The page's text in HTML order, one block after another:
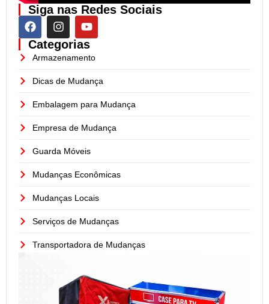
Siga nas Redes Sociais
Categorias
Armazenamento
Dicas de Mudança
Embalagem para Mudança
Empresa de Mudança
Guarda Móveis
Mudanças Econômicas
Mudanças Locais
Serviços de Mudanças
Transportadora de Mudanças